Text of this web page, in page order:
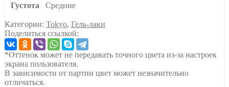
Густота Средние
Категории: Tokyo, Гель-лаки
Поделиться ссылкой:
*Оттенок может не передавать точного цвета из-за настроек
экрана пользователя.
В зависимости от партии цвет может незначительно
отличаться.